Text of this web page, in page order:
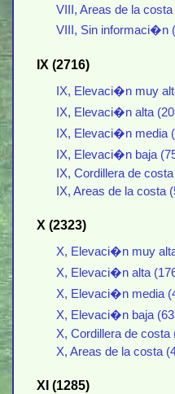
VIII, Areas de la costa
VIII, Sin informaci�n
IX (2716)
IX, Elevaci�n muy
IX, Elevaci�n alta
IX, Elevaci�n media
IX, Elevaci�n baja
IX, Cordillera de
IX, Areas de la costa
X (2323)
X, Elevaci�n muy
X, Elevaci�n alta
X, Elevaci�n media
X, Elevaci�n baja
X, Cordillera de costa
X, Areas de la costa
XI (1285)